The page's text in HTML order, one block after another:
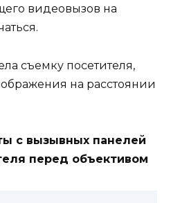
видеовызов на
съемку посетителя,
на расстоянии
с вызывных панелей
перед объективом